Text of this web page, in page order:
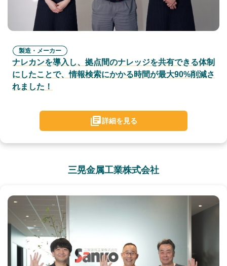
製造・メーカー
ナレカンを導入し、拠点間のナレッジを共有できる体制
にしたことで、情報検索にかかる時間が最大90%削減さ
れました！
詳細を見る
三晃金属工業株式会社